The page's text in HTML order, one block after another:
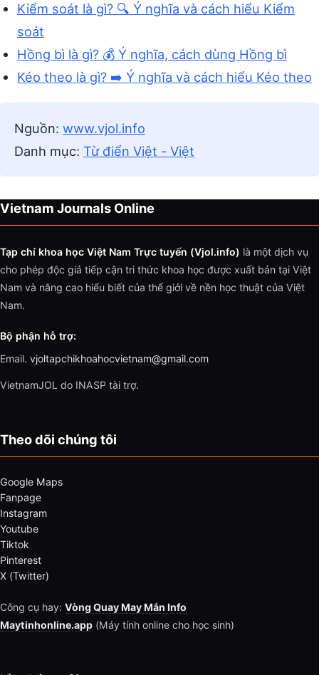
Kiểm soát là gì? 🔍 Ý nghĩa và cách hiểu Kiểm
soát
Hồng bì là gì? 💰 Ý nghĩa, cách dùng Hồng bì
Kéo theo là gì? ➡️ Ý nghĩa và cách hiểu Kéo theo
Nguồn: www.vjol.info
Danh mục: Từ điển Việt - Việt
Vietnam Journals Online
Tạp chí khoa học Việt Nam Trực tuyến (Vjol.info) là một dịch vụ
cho phép độc giả tiếp cận tri thức khoa học được xuất bản tại Việt
Nam và nâng cao hiểu biết của thế giới về nền học thuật của Việt
Nam.
Bộ phận hỗ trợ:
Email. vjoltapchikhoahocvietnam@gmail.com
VietnamJOL do INASP tài trợ.
Theo dõi chúng tôi
Google Maps
Fanpage
Instagram
Youtube
Tiktok
Pinterest
X (Twitter)
Công cụ hay: Vòng Quay May Mắn Info
Maytinhonline.app (Máy tính online cho học sinh)